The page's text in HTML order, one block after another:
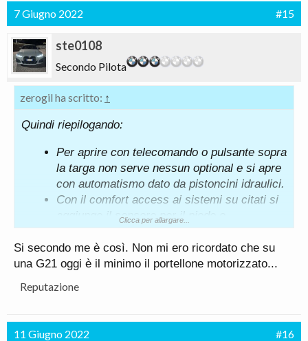
7 Giugno 2022 #15
ste0108
Secondo Pilota
zerogil ha scritto: ↑
Quindi riepilogando:
Per aprire con telecomando o pulsante sopra
la targa non serve nessun optional e si apre
con automatismo dato da pistoncini idraulici.
Con il comfort access ai sistemi su citati si
aggiunge il sensore per il piede e
probabilmente l’apertura è data dai sempre
pistoncini.
Con apertura comfort bagagliaio il sistema è
relativi pulsanti.
Questo spiegherebbe il prezzo dell’optional.
Clicca per allargare...
Si secondo me è così. Non mi ero ricordato che su
una G21 oggi è il minimo il portellone motorizzato...
Reputazione
11 Giugno 2022 #16